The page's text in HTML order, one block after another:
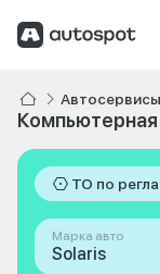
Автосервисы
Компьютерная
ТО по
Марка авто
Solaris